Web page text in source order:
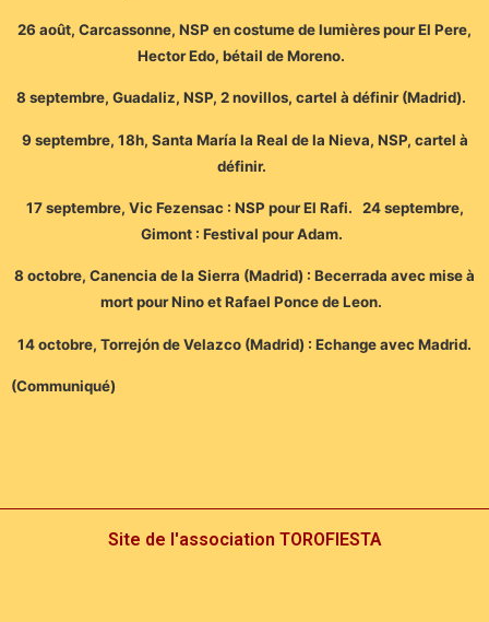
26 août, Carcassonne, NSP en costume de lumières pour El Pere,
Hector Edo, bétail de Moreno.
8 septembre, Guadaliz, NSP, 2 novillos, cartel à définir (Madrid).
9 septembre, 18h, Santa María la Real de la Nieva, NSP, cartel à
définir.
17 septembre, Vic Fezensac : NSP pour El Rafi. 24 septembre,
Gimont : Festival pour Adam.
8 octobre, Canencia de la Sierra (Madrid) : Becerrada avec mise à
mort pour Nino et Rafael Ponce de Leon.
14 octobre, Torrejón de Velazco (Madrid) : Echange avec Madrid.
(Communiqué)
Site de l'association TOROFIESTA